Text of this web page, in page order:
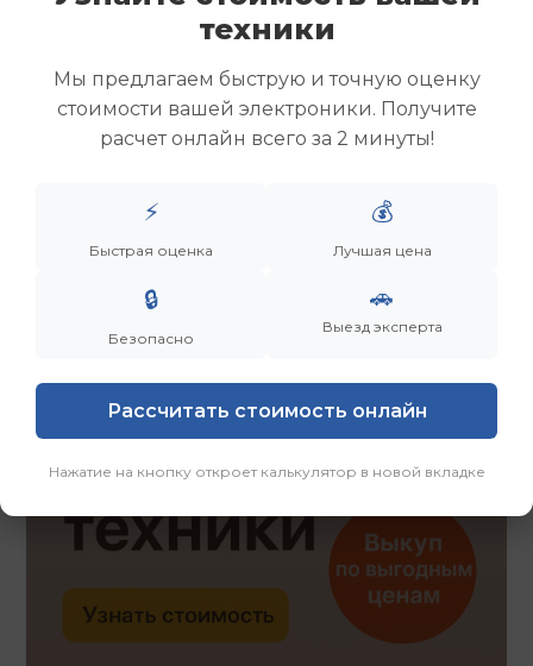
Скупка ноутбуков
Скупка ультрабуков
Скупка игровых ноутбуков
Скупка рабочих ноутбуков
Скупка старых ноутбуков (б/у)
Заказать Смотреть еще
техники
Мы предлагаем быструю и точную оценку
стоимости вашей электроники. Получите
расчет онлайн всего за 2 минуты!
⚡
Быстрая оценка
💰
Лучшая цена
🔒
Безопасно
🚗
Выезд эксперта
Рассчитать стоимость онлайн
Нажатие на кнопку откроет калькулятор в новой вкладке